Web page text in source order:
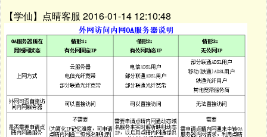
【学仙】点晴客服 2016-01-14 12:10:48